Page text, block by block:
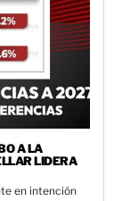
A LA
LIDERA
en intención